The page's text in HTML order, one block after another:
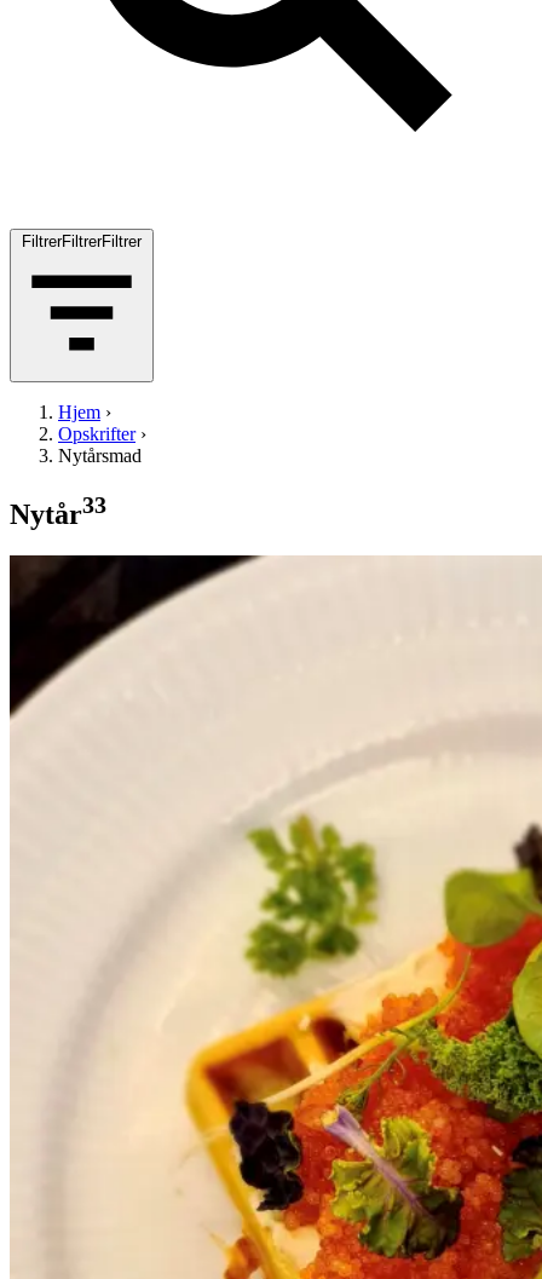
FiltrerFiltrer Filtrer
Hjem ›
Opskrifter›
Nytårsmad
Nytår33
ramsløg
ramsløg
Gem opskrift
Dansk mad
Forårsmad
I forårets tidlige måneder er den
'danske kaviar', også bedre kendt
som stenbiderrogn i sæson.
Stenbiderrogn er en sand
delikatesse, der med sine svagt
transparente, sarte, lyserøde perler
signalerer at foråret for alvor
træder for døren. I denne opskrift
serveres spisen med
boghvedevafler, fuldfed creme